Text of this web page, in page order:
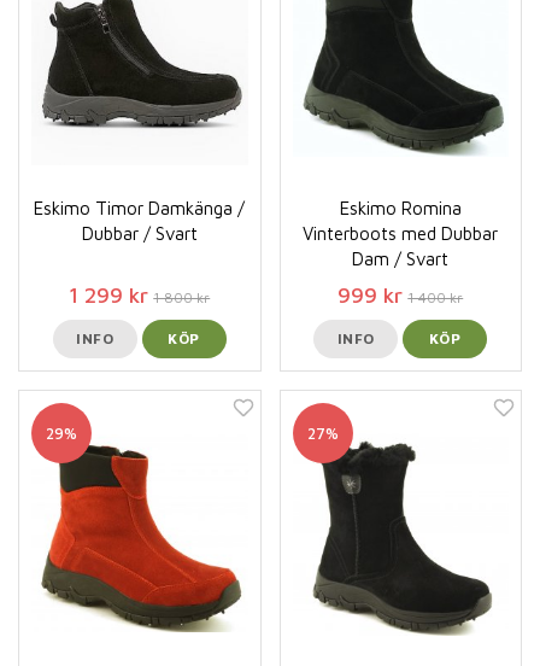
Eskimo Timor Damkänga /
Dubbar / Svart
1 299 kr 1 800 kr
INFO KÖP
Eskimo Romina
Vinterboots med Dubbar
Dam / Svart
999 kr 1 400 kr
INFO KÖP
29% 27%